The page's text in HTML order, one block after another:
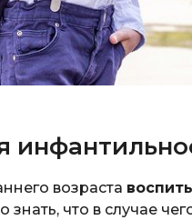
возраста
что в случае